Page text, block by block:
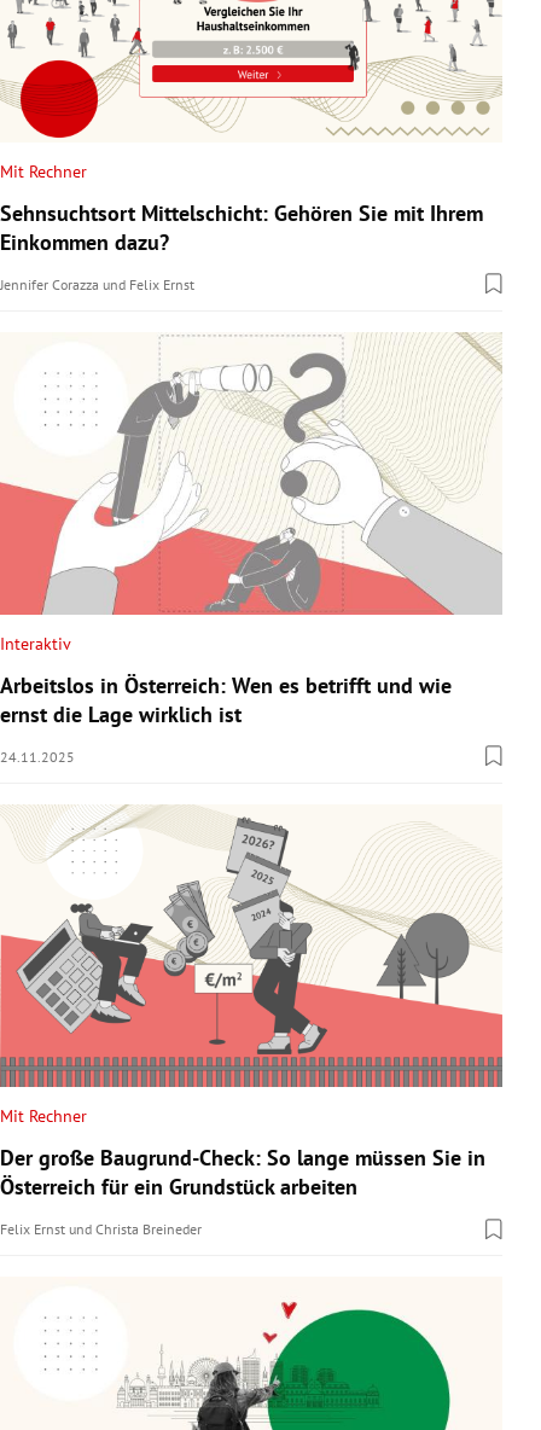
Mit Rechner
Sehnsuchtsort Mittelschicht: Gehören Sie mit Ihrem
Einkommen dazu?
Jennifer Corazza und Felix Ernst
Interaktiv
Arbeitslos in Österreich: Wen es betrifft und wie
ernst die Lage wirklich ist
24.11.2025
Mit Rechner
Der große Baugrund-Check: So lange müssen Sie in
Österreich für ein Grundstück arbeiten
Felix Ernst und Christa Breineder